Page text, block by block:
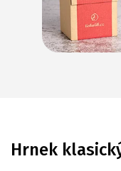
Hrnek